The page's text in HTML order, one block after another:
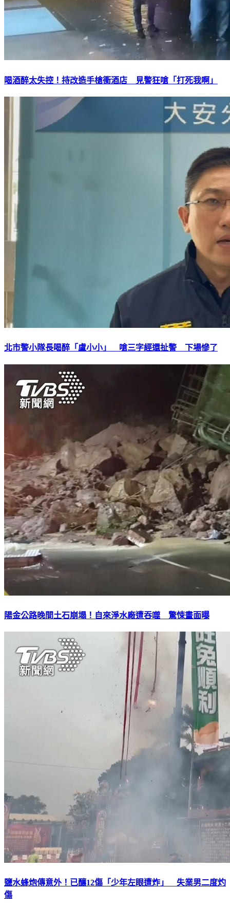
喝酒醉太失控！持改造手槍衝酒店 見警狂嗆「打死我啊」
北市警小隊長喝醉「盧小小」 嗆三字經還扯警 下場慘了
陽金公路晚間土石崩塌！自來淨水廠遭吞噬 驚悚畫面曝
鹽水蜂炮傳意外！已釀12傷「少年左眼遭炸」 失業男二度灼
傷